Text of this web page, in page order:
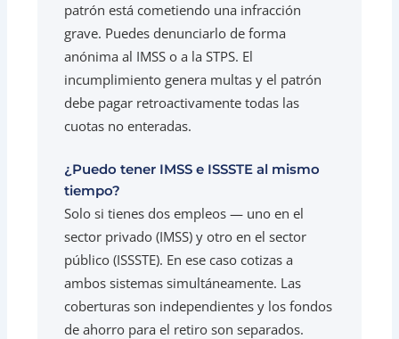
patrón está cometiendo una infracción
grave. Puedes denunciarlo de forma
anónima al IMSS o a la STPS. El
incumplimiento genera multas y el patrón
debe pagar retroactivamente todas las
cuotas no enteradas.
¿Puedo tener IMSS e ISSSTE al mismo
tiempo?
Solo si tienes dos empleos — uno en el
sector privado (IMSS) y otro en el sector
público (ISSSTE). En ese caso cotizas a
ambos sistemas simultáneamente. Las
coberturas son independientes y los fondos
de ahorro para el retiro son separados.